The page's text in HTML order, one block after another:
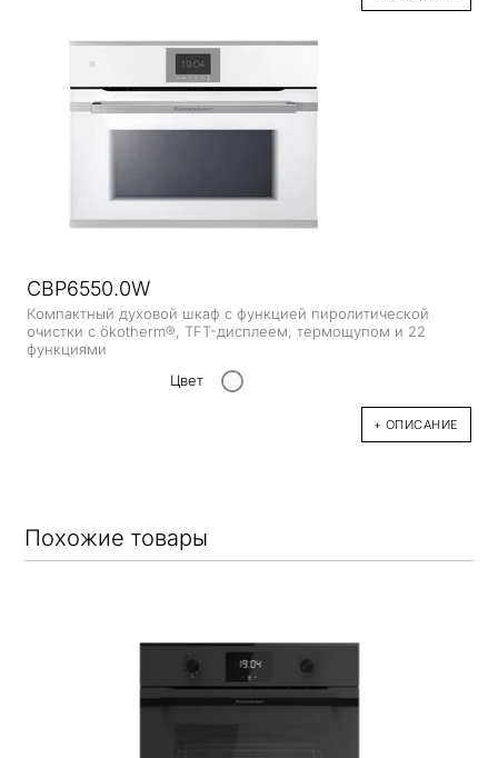
CBP6550.0W
Компактный духовой шкаф с функцией пиролитической
очистки с ökotherm®, TFT-дисплеем, термощупом и 22
функциями
Цвет
+ ОПИСАНИЕ
Похожие товары